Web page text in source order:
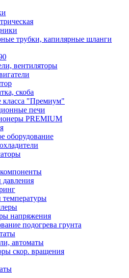
трубки, капилярные шланги
вентиляторы
скоба
класса "Премиум"
печи
PREMIUM
оборудование
давления
температуры
напряжения
подогрева грунта
автоматы
скор. вращения